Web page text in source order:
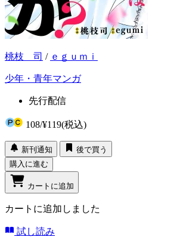
桃枝 司 / ｅｇｕｍｉ
少年・青年マンガ
先行配信
108/¥119(税込)
新刊通知
後で買う
購入に進む
カートに追加
カートに追加しました
試し読み